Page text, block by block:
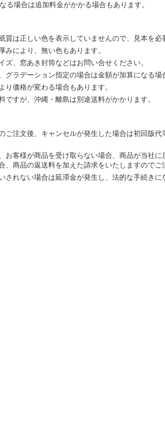
る場合は追加料金がかかる場合もあります。
質は正しい色を表示していませんので、見本を必
みにより、無い色もあります。
ズ、窓あき封筒などはお問い合せください。
グラデーション指定の場合は金額が加算になる場
り価格が変わる場合もあります。
ですが、沖縄・離島は別途送料がかかります。
ご注文後、キャンセルが発生した場合は初回版
お客様が商品を受け取らない場合、商品が当社に
、商品の返送料を加えた請求をいたしますのでご
されない場合は延滞金が発生し、法的な手続きに